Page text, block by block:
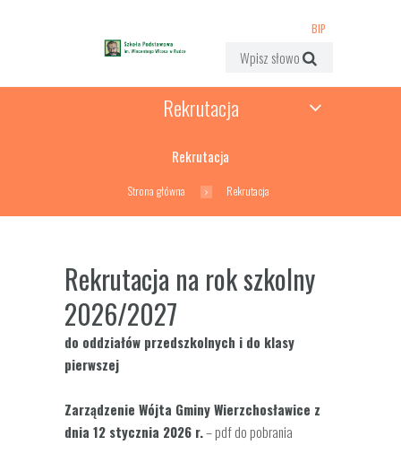
BIP
Rekrutacja
Rekrutacja
Strona główna Rekrutacja
Rekrutacja na rok szkolny
2026/2027
do oddziałów przedszkolnych i do klasy
pierwszej
Zarządzenie Wójta Gminy Wierzchosławice z
dnia 12 stycznia 2026 r.– pdf do pobrania